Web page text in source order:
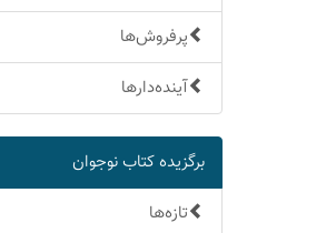
پرفروش‌ها
آینده‌دارها
برگزیده كتاب نوجوان
تازه‌ها